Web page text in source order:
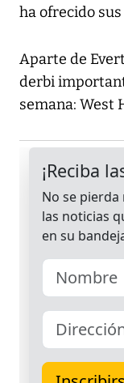
ha ofrecido
Aparte de
derbi
semana: West